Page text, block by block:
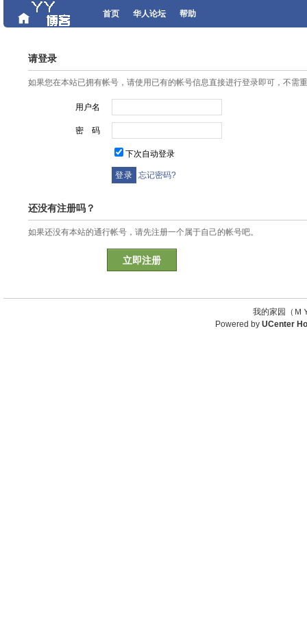
首页 华人论坛 帮助
请登录
如果您在本站已拥有帐号，请使用已有的帐号信息直接进行登录即可，不需
用户名
密 码
下次自动登录
忘记密码?
还没有注册吗？
如果还没有本站的通行帐号，请先注册一个属于自己的帐号吧。
立即注册
我的家园（
Powered by UCenter